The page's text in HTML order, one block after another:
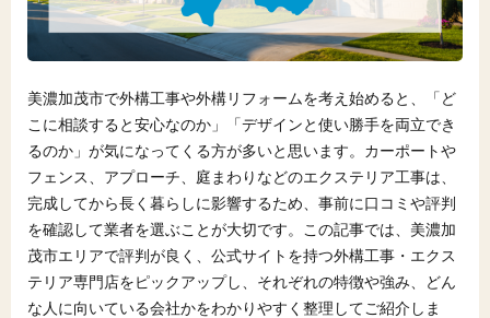
美濃加茂市で外構工事や外構リフォームを考え始めると、「ど
こに相談すると安心なのか」「デザインと使い勝手を両立でき
るのか」が気になってくる方が多いと思います。カーポートや
フェンス、アプローチ、庭まわりなどのエクステリア工事は、
完成してから長く暮らしに影響するため、事前に口コミや評判
を確認して業者を選ぶことが大切です。この記事では、美濃加
茂市エリアで評判が良く、公式サイトを持つ外構工事・エクス
テリア専門店をピックアップし、それぞれの特徴や強み、どん
な人に向いている会社かをわかりやすく整理してご紹介しま